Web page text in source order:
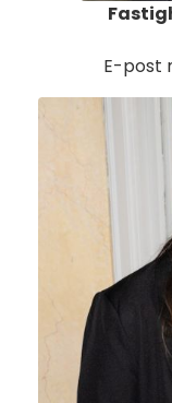
E-post